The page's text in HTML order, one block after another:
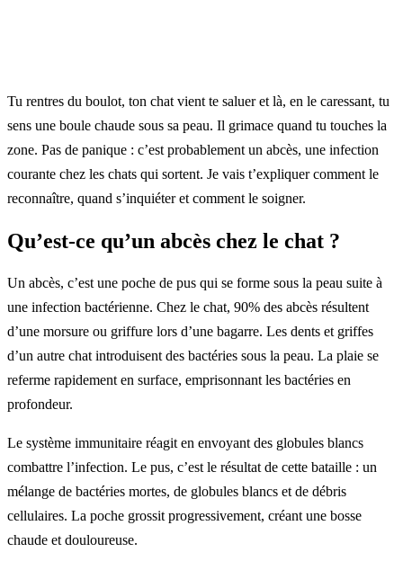
Tu rentres du boulot, ton chat vient te saluer et là, en le caressant, tu
sens une boule chaude sous sa peau. Il grimace quand tu touches la
zone. Pas de panique : c’est probablement un abcès, une infection
courante chez les chats qui sortent. Je vais t’expliquer comment le
reconnaître, quand s’inquiéter et comment le soigner.
Qu’est-ce qu’un abcès chez le chat ?
Un abcès, c’est une poche de pus qui se forme sous la peau suite à
une infection bactérienne. Chez le chat, 90% des abcès résultent
d’une morsure ou griffure lors d’une bagarre. Les dents et griffes
d’un autre chat introduisent des bactéries sous la peau. La plaie se
referme rapidement en surface, emprisonnant les bactéries en
profondeur.
Le système immunitaire réagit en envoyant des globules blancs
combattre l’infection. Le pus, c’est le résultat de cette bataille : un
mélange de bactéries mortes, de globules blancs et de débris
cellulaires. La poche grossit progressivement, créant une bosse
chaude et douloureuse.